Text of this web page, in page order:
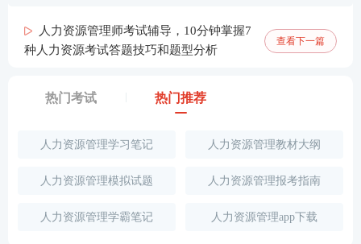
人力资源管理师考试辅导，10分钟掌握7
种人力资源考试答题技巧和题型分析
查看下一篇
热门考试 热门推荐
人力资源管理学习笔记 人力资源管理教材大纲
人力资源管理模拟试题 人力资源管理报考指南
人力资源管理学霸笔记 人力资源管理app下载